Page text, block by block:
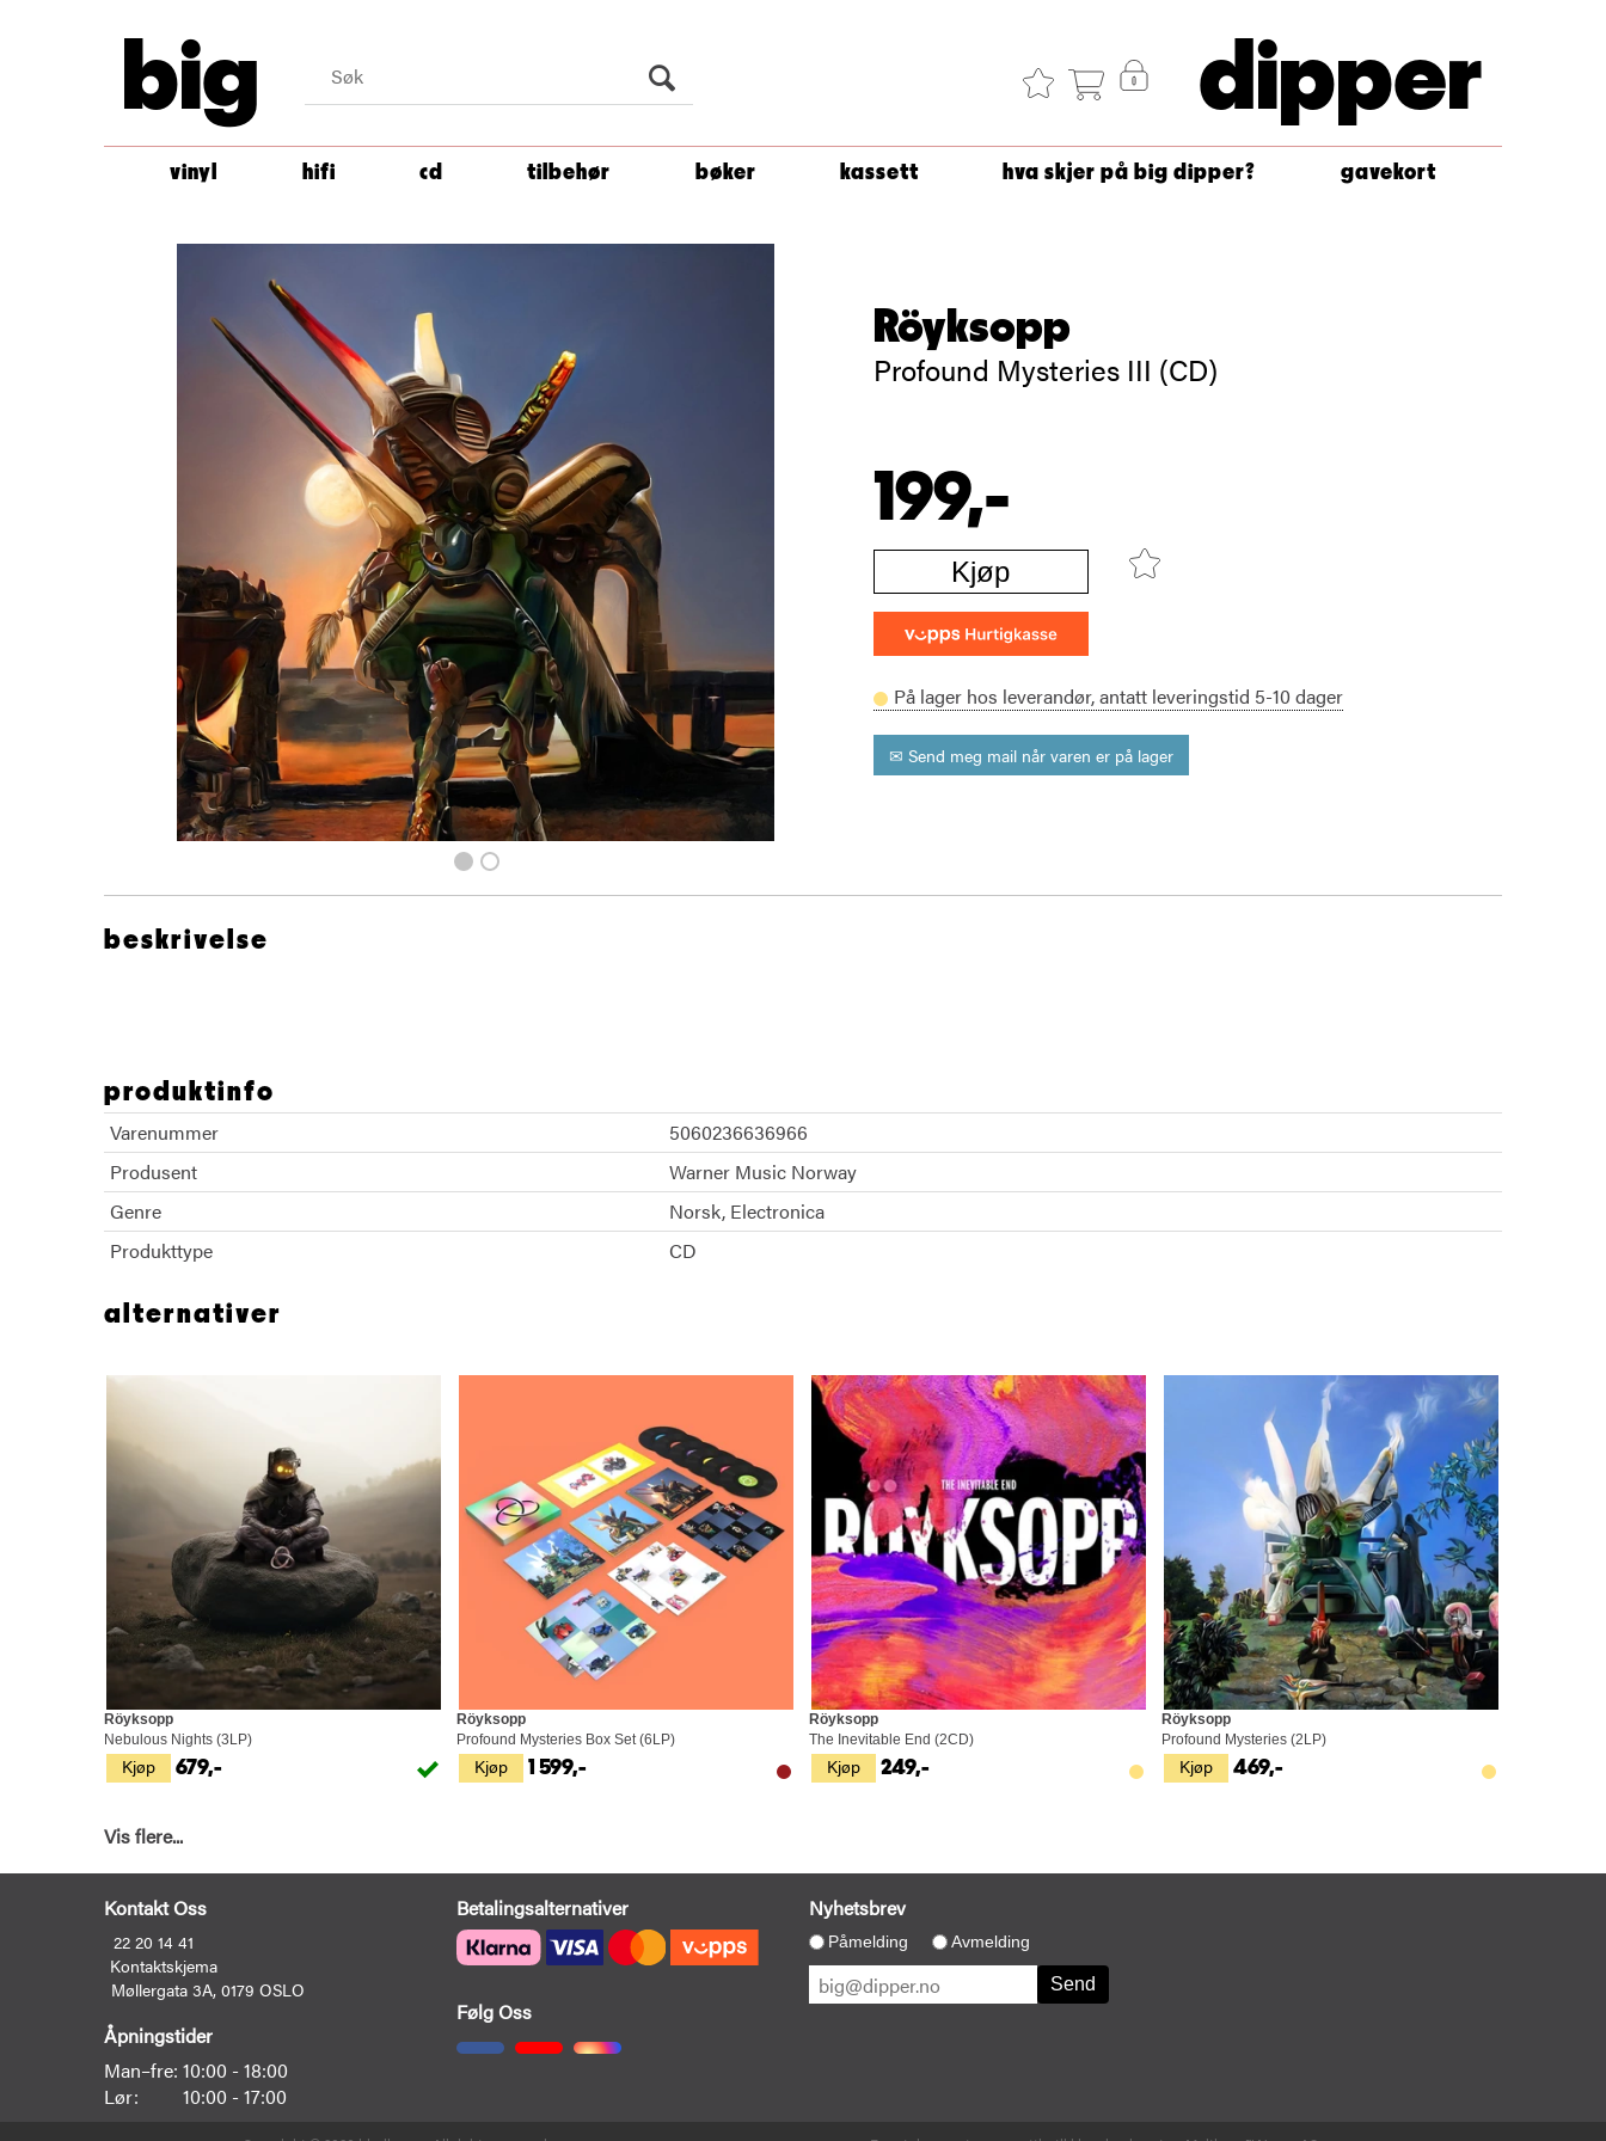
big dipper
vinyl hifi cd tilbehør bøker kassett hva skjer på big dipper? gavekort
Röyksopp
Profound Mysteries III (CD)
199,-
Kjøp
På lager hos leverandør,antatt leveringstid 5-10 dager
✉ Send meg mail når varen er på lager
beskrivelse
produktinfo
Varenummer
5060236636966
Produsent
Warner Music Norway
Genre
Norsk Electronica
Produkttype
CD
alternativer
Kjøp
Röyksopp
Nebulous Nights (3LP)
679,- Kjøp
Röyksopp
Profound Mysteries Box Set (6LP)
1 599,- Kjøp
Röyksopp
The Inevitable End (2CD)
249,- Kjøp
Röyksopp
Profound Mysteries (2LP)
469,-
Vis flere...
Kontakt Oss
22 20 14 41
Kontaktskjema
Møllergata 3A, 0179 OSLO
Åpningstider
Man–fre: 10:00 - 18:00
Lør:
10:00 - 17:00
Betalingsalternativer
Følg Oss
Nyhetsbrev
Påmelding Avmelding